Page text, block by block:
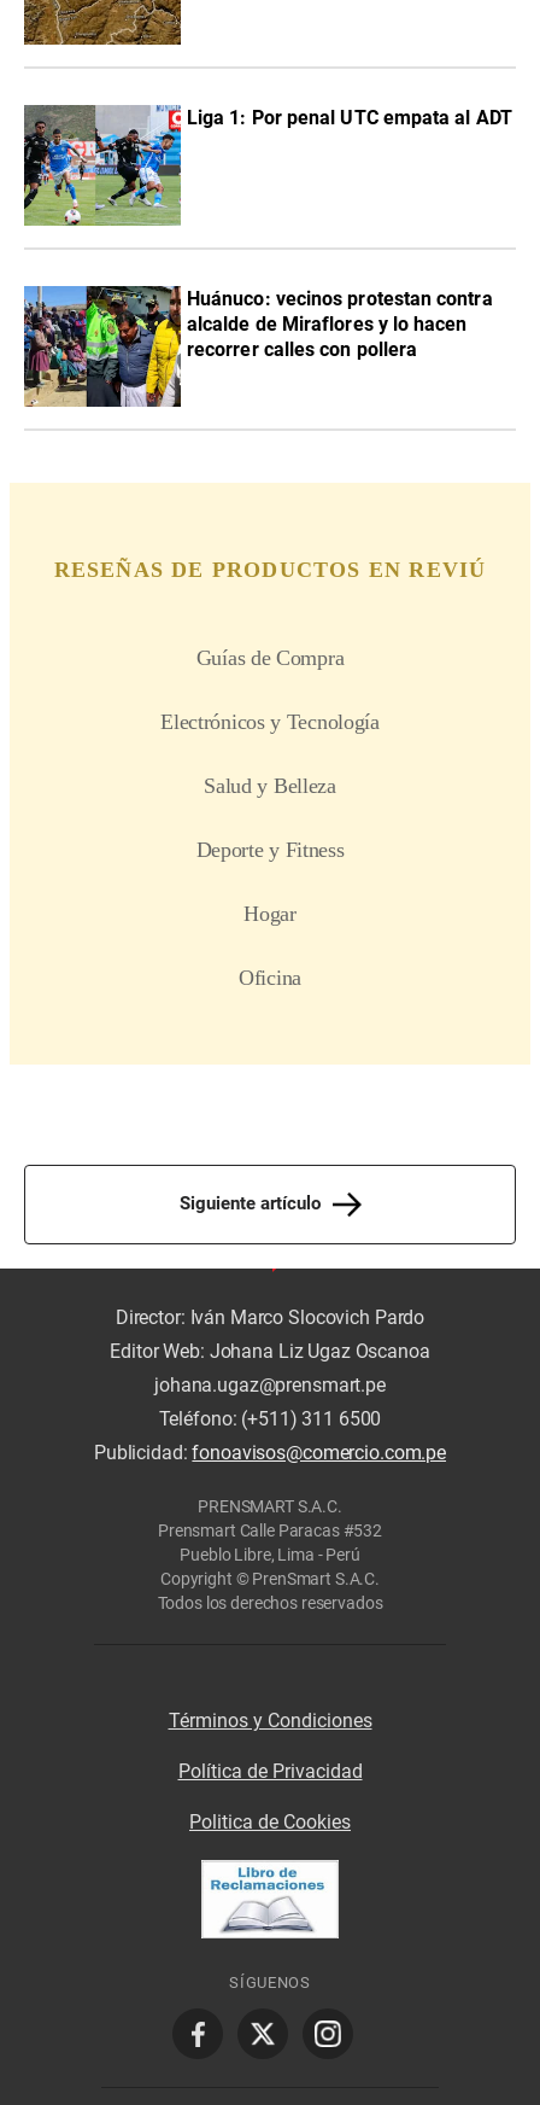
Liga 1: Por penal UTC empata al ADT
Huánuco: vecinos protestan contra
alcalde de Miraflores y lo hacen
recorrer calles con pollera
Siguiente artículo
Director: Iván Marco Slocovich Pardo
Editor Web: Johana Liz Ugaz Oscanoa
johana.ugaz@prensmart.pe
Teléfono: (+511) 311 6500
Publicidad:fonoavisos@comercio.com.pe
PRENSMART S.A.C.
Prensmart Calle Paracas #532
Pueblo Libre, Lima - Perú
Copyright © PrenSmart S.A.C.
Todos los derechos reservados
Términos y Condiciones
Política de Privacidad
Politica de Cookies
SÍGUENOS